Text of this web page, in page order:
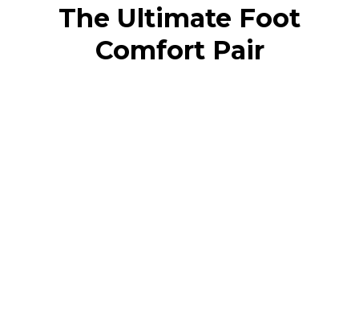
The Ultimate Foot
Comfort Pair